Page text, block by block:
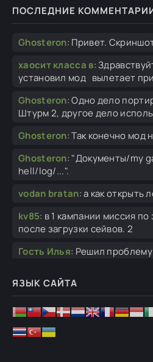
ПОСЛЕДНИЕ
Ghosteron: Привет.
хаосит класса в:
установил мод вылетает
Ghosteron:Одно дело
Штурм 2, другое дело
Ghosteron:Так конечно мод
Ghosteron: "Документы/my
hell/log/...".
vodan bratan:а как открыть
kv85: в 1 кампании миссия
после загрузки сейвов. 2
Гость Илья: Решил
Гость Илья:Суть в том, что я
переустановил не помогло
логов, стим при этом
ЯЗЫК САЙТА